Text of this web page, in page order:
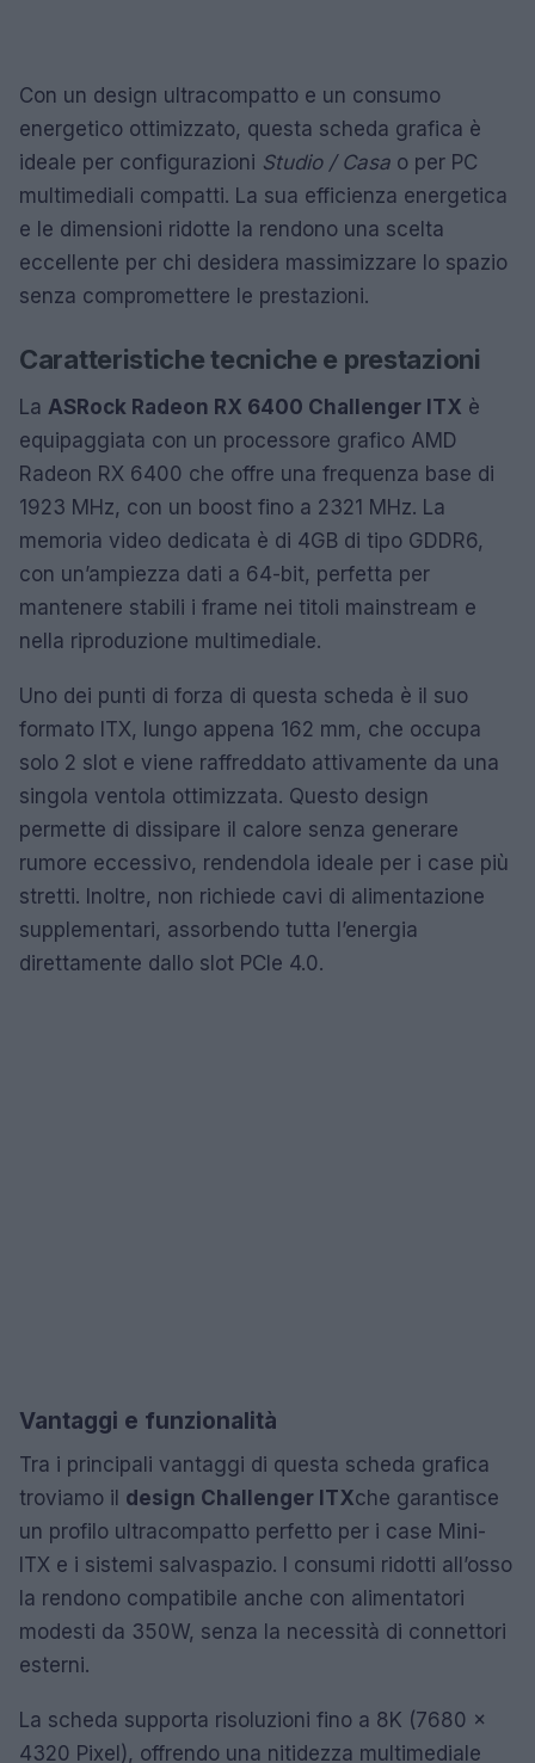
Con un design ultracompatto e un consumo
energetico ottimizzato, questa scheda grafica è
ideale per configurazioni Studio / Casa o per PC
multimediali compatti. La sua efficienza energetica
e le dimensioni ridotte la rendono una scelta
eccellente per chi desidera massimizzare lo spazio
senza compromettere le prestazioni.
Caratteristiche tecniche e prestazioni
La ASRock Radeon RX 6400 Challenger ITX è
equipaggiata con un processore grafico AMD
Radeon RX 6400 che offre una frequenza base di
1923 MHz, con un boost fino a 2321 MHz. La
memoria video dedicata è di 4GB di tipo GDDR6,
con un’ampiezza dati a 64-bit, perfetta per
mantenere stabili i frame nei titoli mainstream e
nella riproduzione multimediale.
Uno dei punti di forza di questa scheda è il suo
formato ITX, lungo appena 162 mm, che occupa
solo 2 slot e viene raffreddato attivamente da una
singola ventola ottimizzata. Questo design
permette di dissipare il calore senza generare
rumore eccessivo, rendendola ideale per i case più
stretti. Inoltre, non richiede cavi di alimentazione
supplementari, assorbendo tutta l’energia
direttamente dallo slot PCIe 4.0.
Vantaggi e funzionalità
Tra i principali vantaggi di questa scheda grafica
troviamo il design Challenger ITXche garantisce
un profilo ultracompatto perfetto per i case Mini-
ITX e i sistemi salvaspazio. I consumi ridotti all’osso
la rendono compatibile anche con alimentatori
modesti da 350W, senza la necessità di connettori
esterni.
La scheda supporta risoluzioni fino a 8K (7680 x
4320 Pixel), offrendo una nitidezza multimediale